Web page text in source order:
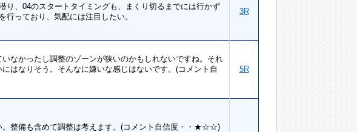
り、04のスタートタイミングも、まくり切るまでには行かず
っており、気配には注目したい。
3R
なかったし調整のゾーンが狭いのかもしれないですね。それ
はなりそう。そんなに嫌いな感じはないです。(コメント自
5R
。整備も含めて調整は考えます。(コメント自信度・・★☆☆)